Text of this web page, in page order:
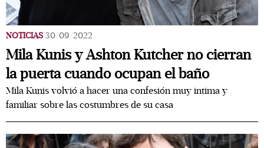
NOTICIAS 30/09/2022
Mila Kunis y Ashton Kutcher no cierran
la puerta cuando ocupan el baño
Mila Kunis volvió a hacer una confesión muy intima y
familiar sobre las costumbres de su casa